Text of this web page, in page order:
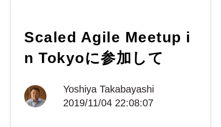
Scaled Agile Meetup i
n Tokyoに参加して
Yoshiya Takabayashi
2019/11/04 22:08:07